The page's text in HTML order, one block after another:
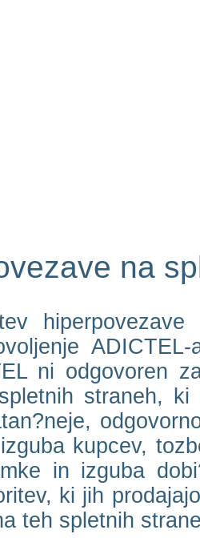
na
ni odgovoren
straneh,
kupcev,
in izguba
ki jih
teh spletnih